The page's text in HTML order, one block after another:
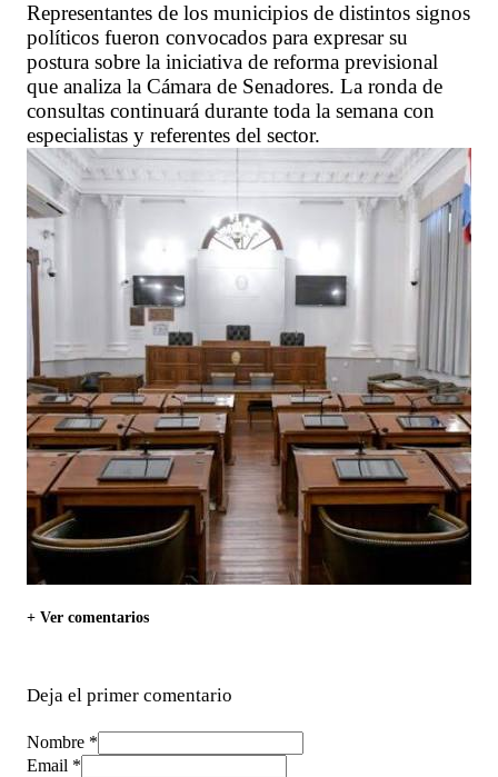
Representantes de los municipios de distintos signos
políticos fueron convocados para expresar su
postura sobre la iniciativa de reforma previsional
que analiza la Cámara de Senadores. La ronda de
consultas continuará durante toda la semana con
especialistas y referentes del sector.
+ Ver comentarios
Deja el primer comentario
Nombre *
Email *